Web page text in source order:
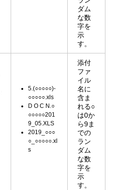
ダム
な数
字を
示
す。
5.(○○○○○)-
○○○○○.xls
D O C N.○
○○○○○201
9_05.XLS
2019_○○○
○_○○○○○.xl
s
添付
ファ
イル
名に
含ま
れる○
は0か
ら9ま
での
ラン
ダム
な数
字を
示
す。